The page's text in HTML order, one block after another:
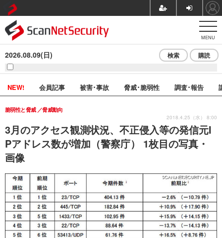
MENU
2026.08.09(日) 検索 購読
NEW! 会員記事 被害･事故 脅威･脆弱性 調査･報告
3月のアクセス観測状況、不正侵入等の発信元I
Pアドレス数が増加（警察庁） 1枚目の写真・
画像
脆弱性と脅威 脅威動向
2018.4.25（水） 8:00